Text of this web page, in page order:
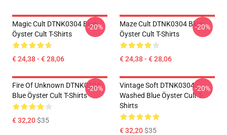
Magic Cult DTNK0304 Blue
Öyster Cult T-Shirts
€ 24,38 - € 28,06
-20%
Maze Cult DTNK0304 Blue
Öyster Cult T-Shirts
€ 24,38 - € 28,06
-20%
Fire Of Unknown DTNK0304
Blue Öyster Cult T-Shirts
€ 32,20$35
-20%
Vintage Soft DTNK0304
Washed Blue Öyster Cult T-
Shirts
€ 32,20$35
-20%